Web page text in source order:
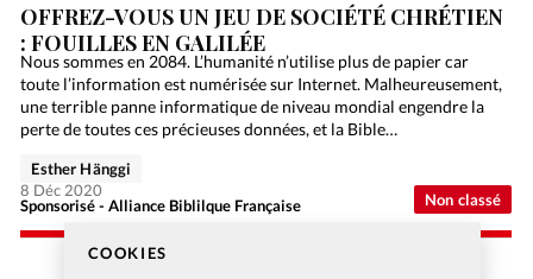
COOKIES
Non classé
OFFREZ-VOUS UN JEU DE SOCIÉTÉ CHRÉTIEN
: FOUILLES EN GALILÉE
Nous sommes en 2084. L’humanité n’utilise plus de papier car
toute l’information est numérisée sur Internet. Malheureusement,
une terrible panne informatique de niveau mondial engendre la
perte de toutes ces précieuses données, et la Bible…
Sponsorisé - Alliance Biblilque Française
Esther Hänggi
8 Déc 2020